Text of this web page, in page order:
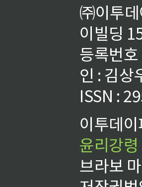
㈜이투
이빌딩
등록번
인 : 김상
ISSN :
이투데
윤리강령
브라보